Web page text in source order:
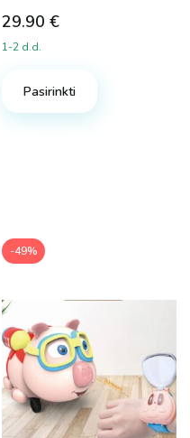
29.90 €
1-2 d.d.
Pasirinkti
-49%